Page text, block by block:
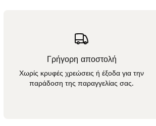
Γρήγορη αποστολή
Χωρίς κρυφές χρεώσεις ή έξοδα για την
παράδοση της παραγγελίας σας.